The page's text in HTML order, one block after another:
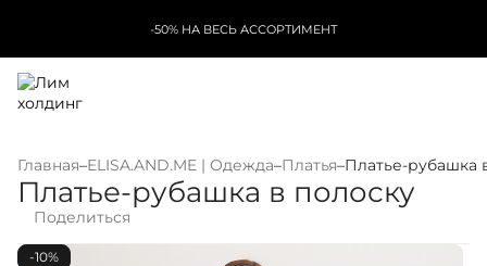
-50% НА ВЕСЬ АССОРТИМЕНТ
Главная–ELISA.AND.ME | Одежда–Платья–Платье-рубашка
Платье-рубашка в полоску
Поделиться
-10%